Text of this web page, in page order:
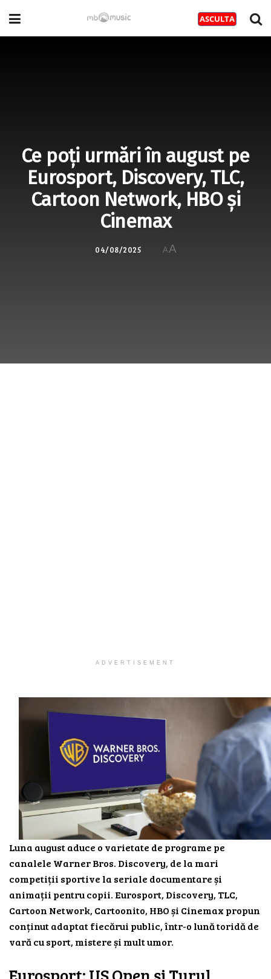
Ce poți urmări în august pe
Eurosport, Discovery, TLC,
Cartoon Network, HBO și
Cinemax
04/08/2025 A A
ADVERTISEMENT
Luna august aduce o varietate de programe pe
canalele Warner Bros. Discovery, de la mari
competiții sportive la seriale documentare și
animații pentru copii. Eurosport, Discovery, TLC,
Cartoon Network, Cartoonito, HBO și Cinemax propun
conținut adaptat fiecărui public, într-o lună toridă de
vară cu sport, mistere și mult umor.